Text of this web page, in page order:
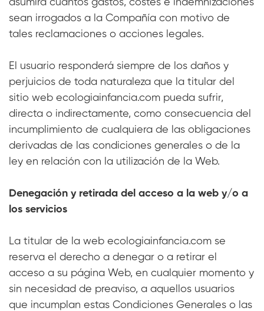
asumirá cuantos gastos, costes e indemnizaciones
sean irrogados a la Compañía con motivo de
tales reclamaciones o acciones legales.
El usuario responderá siempre de los daños y
perjuicios de toda naturaleza que la titular del
sitio web ecologiainfancia.com pueda sufrir,
directa o indirectamente, como consecuencia del
incumplimiento de cualquiera de las obligaciones
derivadas de las condiciones generales o de la
ley en relación con la utilización de la Web.
Denegación y retirada del acceso a la web y/o a
los servicios
La titular de la web ecologiainfancia.com se
reserva el derecho a denegar o a retirar el
acceso a su página Web, en cualquier momento y
sin necesidad de preaviso, a aquellos usuarios
que incumplan estas Condiciones Generales o las